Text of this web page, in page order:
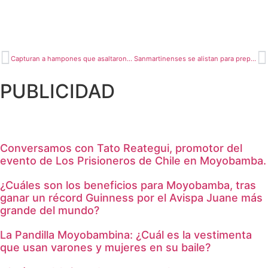
Capturan a hampones que asaltaron en grifo Sanmartinenses se alistan para preparación del «Juane»
PUBLICIDAD
Conversamos con Tato Reategui, promotor del
evento de Los Prisioneros de Chile en Moyobamba.
¿Cuáles son los beneficios para Moyobamba, tras
ganar un récord Guinness por el Avispa Juane más
grande del mundo?
La Pandilla Moyobambina: ¿Cuál es la vestimenta
que usan varones y mujeres en su baile?